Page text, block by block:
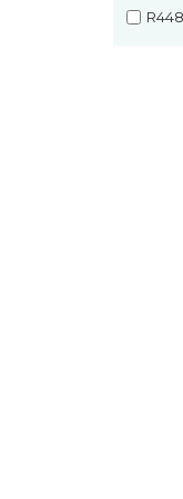
REZISTENTE SILICONICE
Compresoare Cubigel